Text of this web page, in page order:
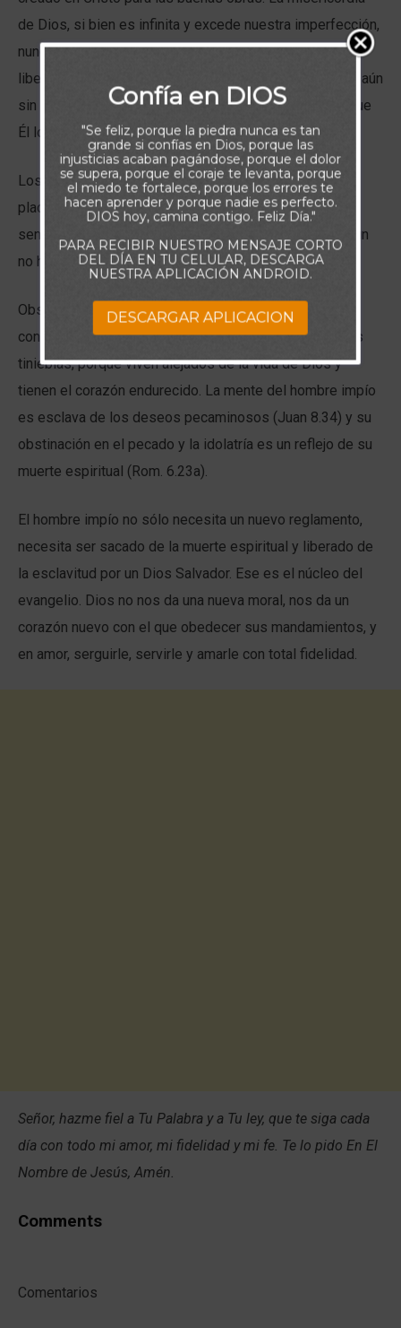
de Dios, si bien es infinita y excede nuestra imperfección,
nunca debe verse como un pase libre para una vida
libertina, pues dicho está que de ella podemos abusar, aún
sin darnos cuenta y no agradar a Dios de la forma en que
Él lo espera y merece.
Los que viven persiguiendo desenfrenadamente los
placeres del mundo, sensoriales, las pulsiones, y los
sentimientos exacerbados, sensuales y la impureza aún
no han conocido al Salvador.
Observe que Pablo asocia el libertinaje de los que no
conocen la gracia de Dios con una mente sumida en las
tinieblas, porque viven alejados de la vida de Dios y
tienen el corazón endurecido. La mente del hombre impío
es esclava de los deseos pecaminosos (Juan 8.34) y su
obstinación en el pecado y la idolatría es un reflejo de su
muerte espiritual (Rom. 6.23a).
El hombre impío no sólo necesita un nuevo reglamento,
necesita ser sacado de la muerte espiritual y liberado de
la esclavitud por un Dios Salvador. Ese es el núcleo del
evangelio. Dios no nos da una nueva moral, nos da un
corazón nuevo con el que obedecer sus mandamientos, y
en amor, serguirle, servirle y amarle con total fidelidad.
Señor, hazme fiel a Tu Palabra y a Tu ley, que te siga cada
día con todo mi amor, mi fidelidad y mi fe. Te lo pido En El
Nombre de Jesús, Amén.
Comments
Comentarios
Confía en DIOS
"Se feliz, porque la piedra nunca es tan
grande si confías en Dios, porque las
injusticias acaban pagándose, porque el dolor
se supera, porque el coraje te levanta, porque
el miedo te fortalece, porque los errores te
hacen aprender y porque nadie es perfecto.
DIOS hoy, camina contigo. Feliz Día."
PARA RECIBIR NUESTRO MENSAJE CORTO
DEL DÍA EN TU CELULAR, DESCARGA
NUESTRA APLICACIÓN ANDROID.
DESCARGAR APLICACION